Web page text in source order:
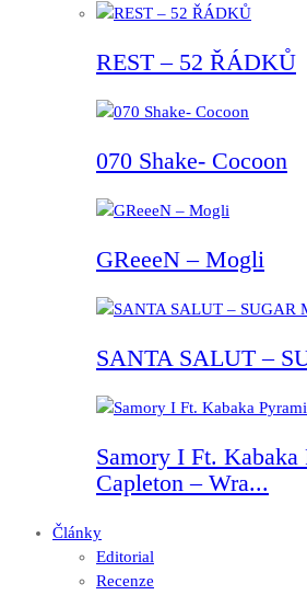
REST – 52 ŘÁDKŮ
070 Shake- Cocoon
GReeeN – Mogli
SANTA SALUT –
Samory I Ft.
Capleton – Wra...
Články
Editorial
Recenze